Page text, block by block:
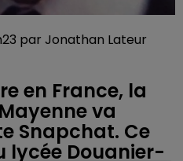
par Jonathan Lateur
en France, la
va
Snapchat. Ce
lycée Douanier-